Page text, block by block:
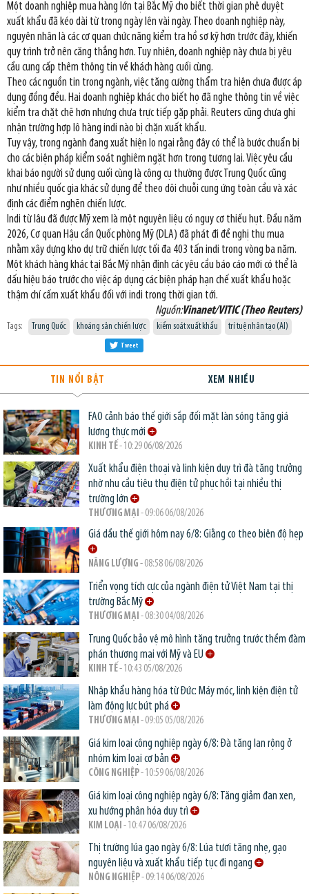
Một doanh nghiệp mua hàng lớn tại Bắc Mỹ cho biết thời gian phê duyệt
xuất khẩu đã kéo dài từ trong ngày lên vài ngày. Theo doanh nghiệp này,
nguyên nhân là các cơ quan chức năng kiểm tra hồ sơ kỹ hơn trước đây, khiến
quy trình trở nên căng thẳng hơn. Tuy nhiên, doanh nghiệp này chưa bị yêu
cầu cung cấp thêm thông tin về khách hàng cuối cùng.
Theo các nguồn tin trong ngành, việc tăng cường thẩm tra hiện chưa được áp
dụng đồng đều. Hai doanh nghiệp khác cho biết họ đã nghe thông tin về việc
kiểm tra chặt chẽ hơn nhưng chưa trực tiếp gặp phải. Reuters cũng chưa ghi
nhận trường hợp lô hàng indi nào bị chặn xuất khẩu.
Tuy vậy, trong ngành đang xuất hiện lo ngại rằng đây có thể là bước chuẩn bị
cho các biện pháp kiểm soát nghiêm ngặt hơn trong tương lai. Việc yêu cầu
khai báo người sử dụng cuối cùng là công cụ thường được Trung Quốc cũng
như nhiều quốc gia khác sử dụng để theo dõi chuỗi cung ứng toàn cầu và xác
định các điểm nghẽn chiến lược.
Indi từ lâu đã được Mỹ xem là một nguyên liệu có nguy cơ thiếu hụt. Đầu năm
2026, Cơ quan Hậu cần Quốc phòng Mỹ (DLA) đã phát đi đề nghị thu mua
nhằm xây dựng kho dự trữ chiến lược tối đa 403 tấn indi trong vòng ba năm.
Một khách hàng khác tại Bắc Mỹ nhận định các yêu cầu báo cáo mới có thể là
dấu hiệu báo trước cho việc áp dụng các biện pháp hạn chế xuất khẩu hoặc
thậm chí cấm xuất khẩu đối với indi trong thời gian tới.
Nguồn:Vinanet/VITIC (Theo Reuters)
Tags: Trung Quốc khoáng sản chiến lược kiểm soát xuất khẩu trí tuệ nhân tạo (AI)
Tweet
TIN NỔI BẬT XEM NHIỀU
FAO cảnh báo thế giới sắp đối mặt làn sóng tăng giá
lương thực mới
KINH TẾ- 10:29 06/08/2026
Xuất khẩu điện thoại và linh kiện duy trì đà tăng trưởng
nhờ nhu cầu tiêu thụ điện tử phục hồi tại nhiều thị
trường lớn
THƯƠNG MẠI - 09:06 06/08/2026
Giá dầu thế giới hôm nay 6/8: Giằng co theo biên độ hẹp
NĂNG LƯỢNG - 08:58 06/08/2026
Triển vọng tích cực của ngành điện tử Việt Nam tại thị
trường Bắc Mỹ
THƯƠNG MẠI - 08:30 04/08/2026
Trung Quốc bảo vệ mô hình tăng trưởng trước thềm đàm
phán thương mại với Mỹ và EU
KINH TẾ- 10:43 05/08/2026
Nhập khẩu hàng hóa từ Đức: Máy móc, linh kiện điện tử
làm động lực bứt phá
THƯƠNG MẠI - 09:05 05/08/2026
Giá kim loại công nghiệp ngày 6/8: Đà tăng lan rộng ở
nhóm kim loại cơ bản
CÔNG NGHIỆP- 10:59 06/08/2026
Giá kim loại công nghiệp ngày 6/8: Tăng giảm đan xen,
xu hướng phân hóa duy trì
KIM LOẠI - 10:47 06/08/2026
Thị trường lúa gạo ngày 6/8: Lúa tươi tăng nhẹ, gạo
nguyên liệu và xuất khẩu tiếp tục đi ngang
NÔNG NGHIỆP- 09:14 06/08/2026